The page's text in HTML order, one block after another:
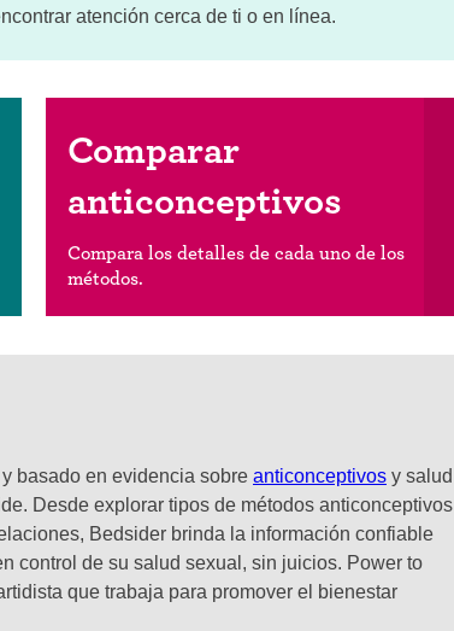
atención cerca de ti o en línea.
Comparar
anticonceptivos
Compara los detalles de cada uno de los
métodos.
basado en evidencia sobre anticonceptivos y salud
Desde explorar tipos de métodos anticonceptivos
Bedsider brinda la información confiable
control de su salud sexual, sin juicios. Power to
que trabaja para promover el bienestar